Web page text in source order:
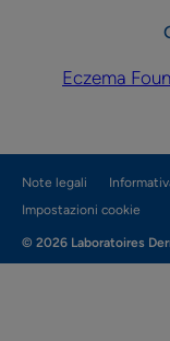
Eczema
Note legali
Impostazioni cookie
© 2026 Laboratoires